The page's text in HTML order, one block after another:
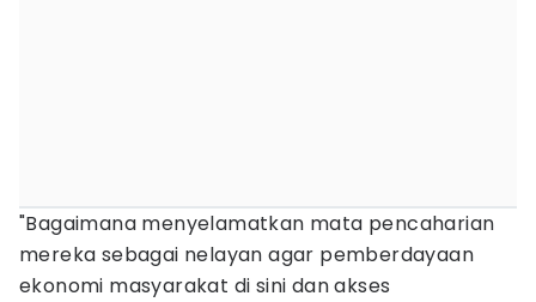
"Bagaimana menyelamatkan mata pencaharian
mereka sebagai nelayan agar pemberdayaan
ekonomi masyarakat di sini dan akses